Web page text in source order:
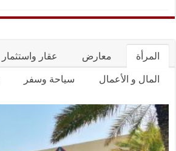
المرأة معارض عقار واستثمار
المال و الأعمال سياحة وسفر